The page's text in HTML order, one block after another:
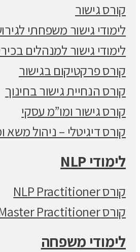
קורס גישור
לימודי גישור משפחתי
לימודי גישור למנהלים
קורס פרקטיקום בגישור
קורס הנחיית גישור בחינוך
קורס גישור ומו”מ עסקי
קורס דיגיטלי – ניהול משא
לימודי NLP
קורס NLP Practitioner
קורס NLP Master Practitioner
לימודי משפחה